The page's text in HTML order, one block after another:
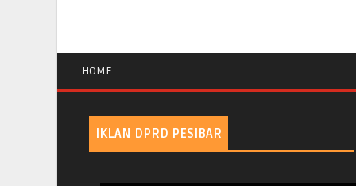
HOME
IKLAN DPRD PESIBAR